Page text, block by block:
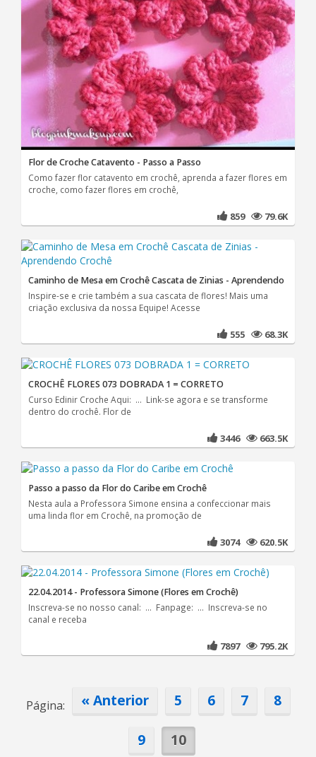
Flor de Croche Catavento - Passo a Passo
Como fazer flor catavento em crochê, aprenda a fazer flores em
croche, como fazer flores em crochê,
859 79.6K
Caminho de Mesa em Crochê Cascata de Zinias - Aprendendo
Inspire-se e crie também a sua cascata de flores! Mais uma
criação exclusiva da nossa Equipe! Acesse
555 68.3K
CROCHÊ FLORES 073 DOBRADA 1 = CORRETO
Curso Edinir Croche Aqui: ... Link-se agora e se transforme
dentro do crochê. Flor de
3446 663.5K
Passo a passo da Flor do Caribe em Crochê
Nesta aula a Professora Simone ensina a confeccionar mais
uma linda flor em Crochê, na promoção de
3074 620.5K
22.04.2014 - Professora Simone (Flores em Crochê)
Inscreva-se no nosso canal: ... Fanpage: ... Inscreva-se no
canal e receba
7897 795.2K
Página: « Anterior 5 6 7 8
9 10